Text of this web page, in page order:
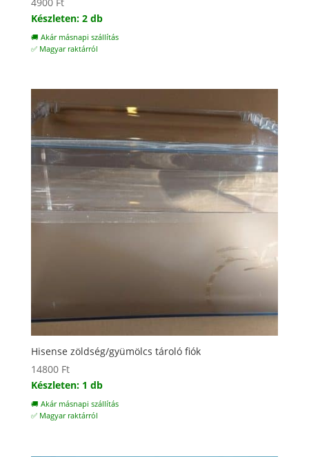
Készleten: 2 db
🚚 Akár másnapi szállítás
✅ Magyar raktárról
Hisense zöldség/gyümölcs tároló fiók
14800 Ft
Készleten: 1 db
🚚 Akár másnapi szállítás
✅ Magyar raktárról